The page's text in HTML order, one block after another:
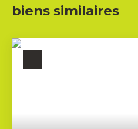
biens similaires